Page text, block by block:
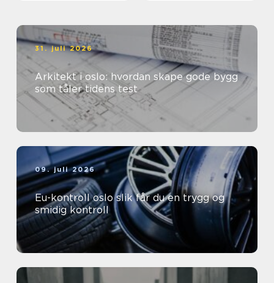
31. juli 2026
Arkitekt i oslo: hvordan skape gode bygg
som tåler tidens test
09. juli 2026
Eu-kontroll oslo slik får du en trygg og
smidig kontroll